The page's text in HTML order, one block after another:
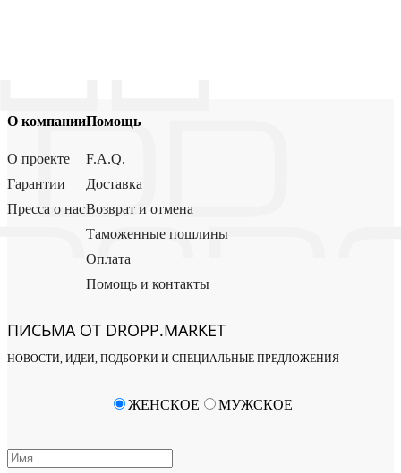
О компании
О проекте
Гарантии
Пресса о нас
Помощь
F.A.Q.
Доставка
Возврат и отмена
Таможенные пошлины
Оплата
Помощь и контакты
ПИСЬМА ОТ DROPP.MARKET
НОВОСТИ, ИДЕИ, ПОДБОРКИ И СПЕЦИАЛЬНЫЕ ПРЕДЛОЖЕНИЯ
ЖЕНСКОЕ МУЖСКОЕ